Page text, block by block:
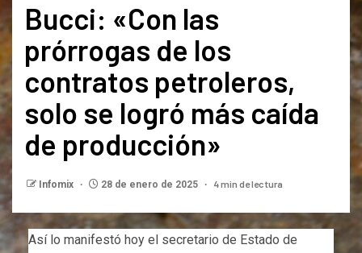
Bucci: «Con las
prórrogas de los
contratos petroleros,
solo se logró más caída
de producción»
Infomix 28 de enero de 2025 4 min de lectura
Así lo manifestó hoy el secretario de Estado de